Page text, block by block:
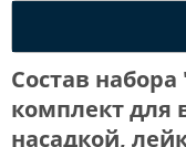
Состав
комплект для
насадкой,